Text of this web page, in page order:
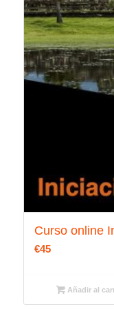
Curso online
€45
Añadir al